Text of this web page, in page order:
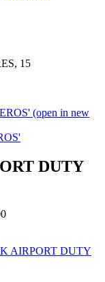
15
(open in new
DUTY
AIRPORT DUTY